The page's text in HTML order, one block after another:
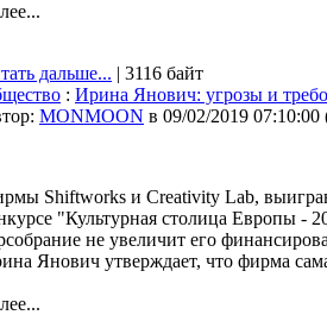
дальше... | 3116 байт
: Ирина Янович: угрозы и
MONMOON в 09/02/2019 07:10:00
Shiftworks и Creativity Lab,
"Культурная столица Европы -
не увеличит его
Янович утверждает, что фирма